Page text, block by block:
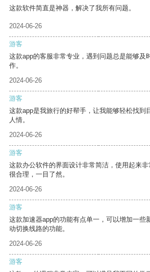
这款软件简直是神器，解决了我所有问题。
2024-06-26
游客
这款app的客服非常专业，遇到问题总是能够及
作。
2024-06-26
游客
这款app是我旅行的好帮手，让我能够轻松找到
人情。
2024-06-26
游客
这款办公软件的界面设计非常简洁，使用起来
很合理，一目了然。
2024-06-26
游客
这款加速器app的功能有点单一，可以增加一些
动切换线路的功能。
2024-06-26
游客